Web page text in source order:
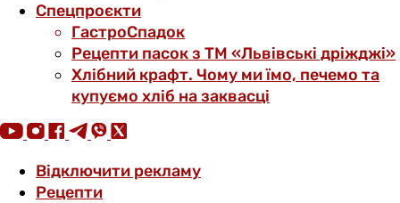
Спецпроєкти
ГастроСпадок
Рецепти пасок з ТМ «Львівські дріжджі»
Хлібний крафт. Чому ми їмо, печемо та
купуємо хліб на заквасці
Відключити рекламу
Рецепти